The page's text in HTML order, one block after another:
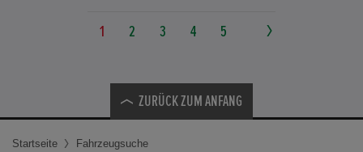
1 2 3 4 5
ZURÜCK ZUM ANFANG
Startseite Fahrzeugsuche